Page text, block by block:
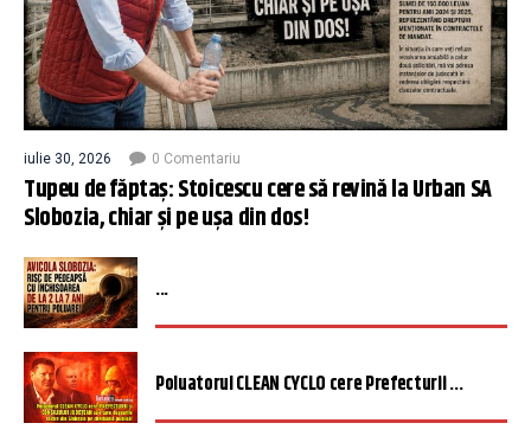
iulie 30, 2026 0 Comentariu
Tupeu de făptaș: Stoicescu cere să revină la Urban SA
Slobozia, chiar și pe ușa din dos!
...
Poluatorul CLEAN CYCLO cere Prefecturii ...